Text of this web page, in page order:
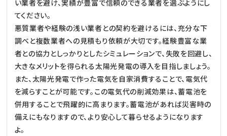
い業者を避け、実績が豊富で信頼のできる業者を選ぶようにし
てください。
悪質業者や経験の浅い業者との契約を避けるには、充分な下
調べと複数業者への見積もり依頼が大切です。経験豊富な業
者との協力としっかりとしたシミュレーションで、失敗を回避し、
大きなメリットを得られる太陽光発電の導入を目指しましょう。
また、太陽光発電で作った電気を自家消費することで、電気代
を減らすことが可能です。この電気代の削減効果は、蓄電池を
併用することで飛躍的に高まります。蓄電池があれば災害時の
備えにもなりますので、より安心して暮らせるようになります
よ。